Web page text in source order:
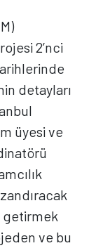
2’nci
detayları
üyesi ve
getirmek
ve bu